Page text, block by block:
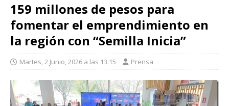
159 millones de pesos para
fomentar el emprendimiento en
la región con “Semilla Inicia”
Martes, 2 Junio, 2026 a las 13:15 Prensa